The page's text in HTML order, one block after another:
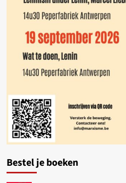
Bestel je boeken